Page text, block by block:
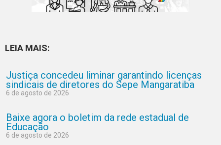
LEIA MAIS:
Justiça concedeu liminar garantindo licenças
sindicais de diretores do Sepe Mangaratiba
6 de agosto de 2026
Baixe agora o boletim da rede estadual de
Educação
6 de agosto de 2026